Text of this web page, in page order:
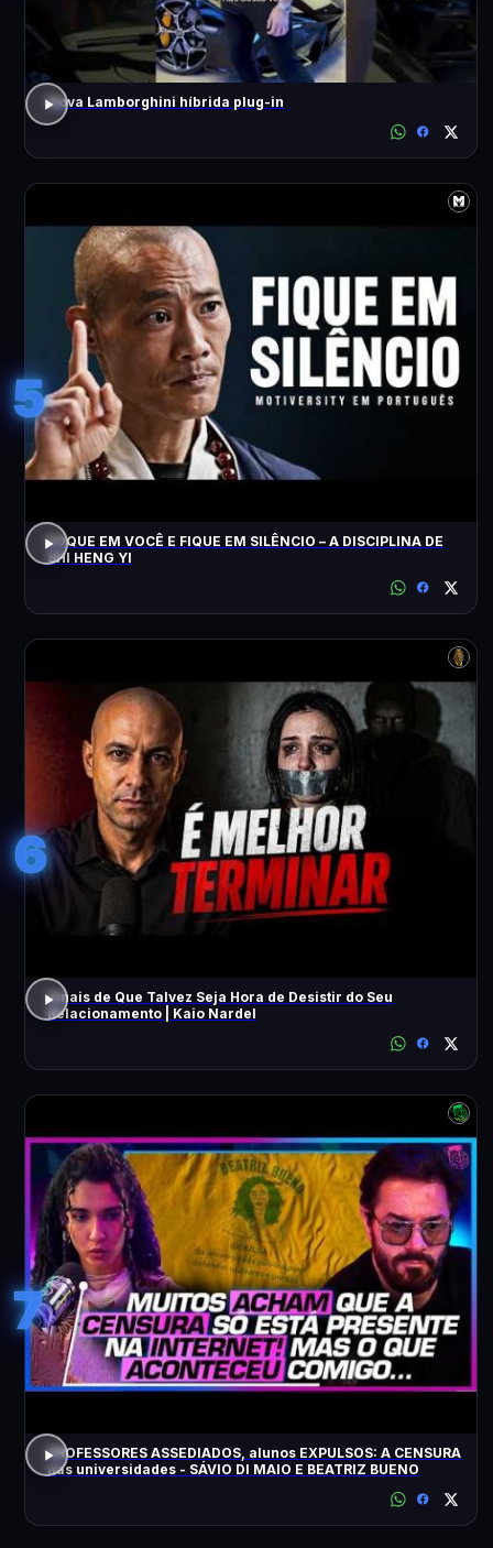
Nova Lamborghini híbrida plug-in
5
FOQUE EM VOCÊ E FIQUE EM SILÊNCIO – A DISCIPLINA DE
SHI HENG YI
6
Sinais de Que Talvez Seja Hora de Desistir do Seu
Relacionamento | Kaio Nardel
7
PROFESSORES ASSEDIADOS, alunos EXPULSOS: A CENSURA
nas universidades - SÁVIO DI MAIO E BEATRIZ BUENO